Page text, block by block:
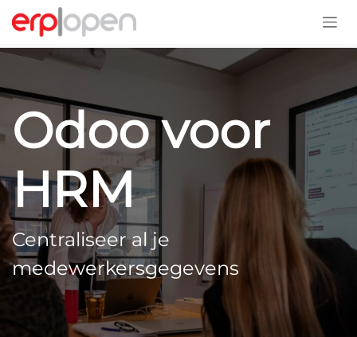
Overslaan naar inhoud
Odoo voor
HRM
Centraliseer al je
medewerkersgegevens